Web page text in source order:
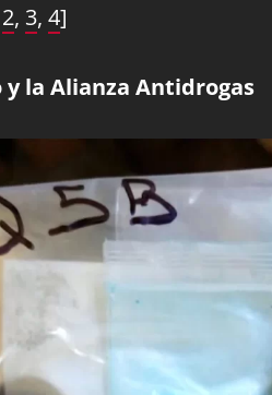
2, 3, 4]
la Alianza Antidrogas